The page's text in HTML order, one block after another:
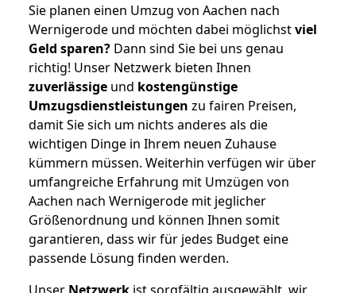
Sie planen einen Umzug von Aachen nach
Wernigerode und möchten dabei möglichstviel
Geld sparen? Dann sind Sie bei uns genau
richtig! Unser Netzwerk bieten Ihnen
zuverlässige und kostengünstige
Umzugsdienstleistungen zu fairen Preisen,
damit Sie sich um nichts anderes als die
wichtigen Dinge in Ihrem neuen Zuhause
kümmern müssen. Weiterhin verfügen wir über
umfangreiche Erfahrung mit Umzügen von
Aachen nach Wernigerode mit jeglicher
Größenordnung und können Ihnen somit
garantieren, dass wir für jedes Budget eine
passende Lösung finden werden.